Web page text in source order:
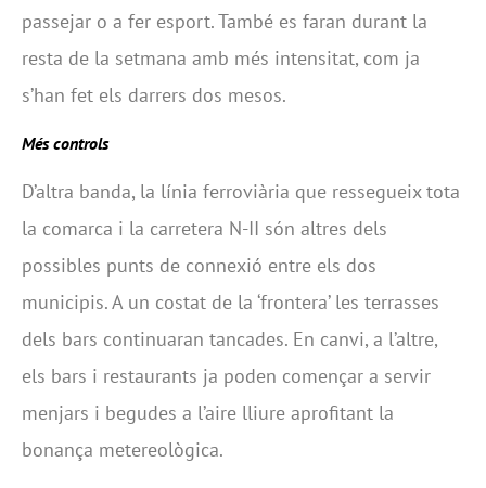
passejar o a fer esport. També es faran durant la
resta de la setmana amb més intensitat, com ja
s’han fet els darrers dos mesos.
Més controls
D’altra banda, la línia ferroviària que ressegueix tota
la comarca i la carretera N-II són altres dels
possibles punts de connexió entre els dos
municipis. A un costat de la ‘frontera’ les terrasses
dels bars continuaran tancades. En canvi, a l’altre,
els bars i restaurants ja poden començar a servir
menjars i begudes a l’aire lliure aprofitant la
bonança metereològica.